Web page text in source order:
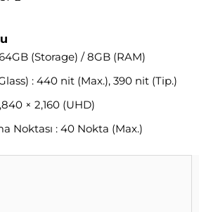
(Storage) / 8GB (RAM)
: 440 nit (Max.), 390 nit (Tip.)
× 2,160 (UHD)
Noktası : 40 Nokta (Max.)